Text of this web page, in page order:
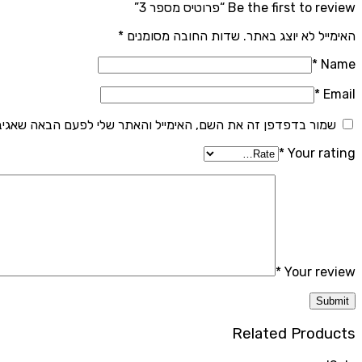
Be the first to review “פרוטיס מספר 3”
האימייל לא יוצג באתר. שדות החובה מסומנים *
Name
*
Email
*
שמור בדפדפן זה את השם, האימייל והאתר שלי לפעם הבאה
Your rating
*
Your review
*
Related Products